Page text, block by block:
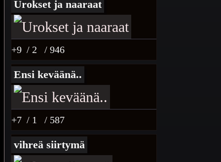
Urokset ja naaraat
+9 / 2 / 946
Ensi keväänä..
+7 / 1 / 587
vihreä siirtymä